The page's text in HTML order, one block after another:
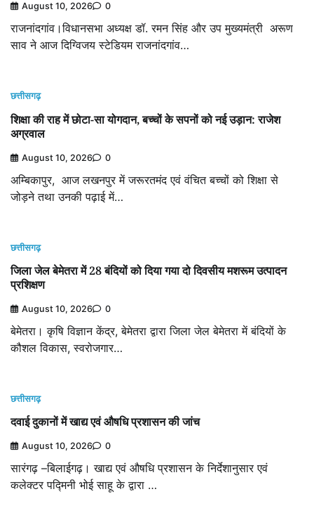
August 10, 2026 0
राजनांदगांव।विधानसभा अध्यक्ष डॉ. रमन सिंह और उप मुख्यमंत्री अरूण
साव ने आज दिग्विजय स्टेडियम राजनांदगांव…
छत्तीसगढ़
शिक्षा की राह में छोटा-सा योगदान, बच्चों के सपनों को नई उड़ान: राजेश
अग्रवाल
August 10, 2026 0
अम्बिकापुर, आज लखनपुर में जरूरतमंद एवं वंचित बच्चों को शिक्षा से
जोड़ने तथा उनकी पढ़ाई में…
छत्तीसगढ़
जिला जेल बेमेतरा में 28 बंदियों को दिया गया दो दिवसीय मशरूम उत्पादन
प्रशिक्षण
August 10, 2026 0
बेमेतरा। कृषि विज्ञान केंद्र, बेमेतरा द्वारा जिला जेल बेमेतरा में बंदियों के
कौशल विकास, स्वरोजगार…
छत्तीसगढ़
दवाई दुकानों में खाद्य एवं औषधि प्रशासन की जांच
August 10, 2026 0
सारंगढ़ –बिलाईगढ़। खाद्य एवं औषधि प्रशासन के निर्देशानुसार एवं
कलेक्टर पद्मिनी भोई साहू के द्वारा …